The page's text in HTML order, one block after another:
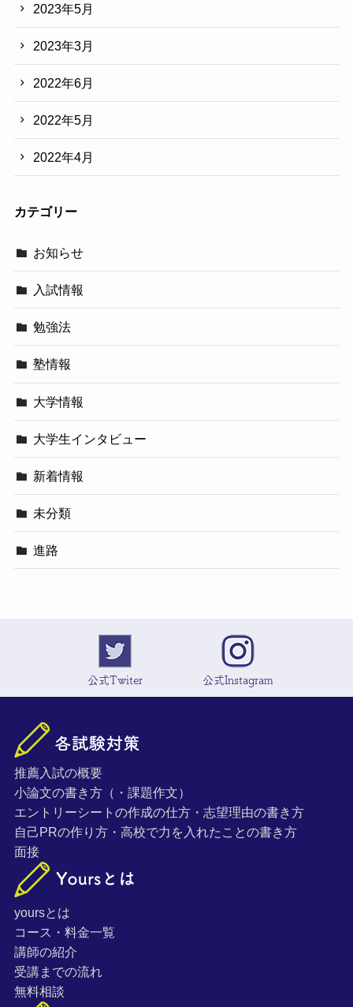
2023年5月
2023年3月
2022年6月
2022年5月
2022年4月
カテゴリー
お知らせ
入試情報
勉強法
塾情報
大学情報
大学生インタビュー
新着情報
未分類
進路
公式Twiter 公式Instagram
推薦入試の概要
小論文の書き方（・課題作文）
エントリーシートの作成の仕方・志望理由の書き方
自己PRの作り方・高校で力を入れたことの書き方
面接
yoursとは
コース・料金一覧
講師の紹介
受講までの流れ
無料相談